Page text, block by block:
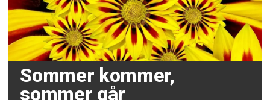
Sommer kommer,
sommer går